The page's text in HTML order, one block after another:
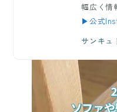
幅広く情
▶公式
サンキュ